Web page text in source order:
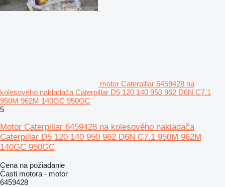
motor Caterpillar 6459428 na
kolesového nakladača Caterpillar D5 120 140 950 962 D6N C7.1
950M 962M 140GC 950GC
5
Motor Caterpillar 6459428 na kolesového nakladača
Caterpillar D5 120 140 950 962 D6N C7.1 950M 962M
140GC 950GC
Cena na požiadanie
Časti motora - motor
6459428